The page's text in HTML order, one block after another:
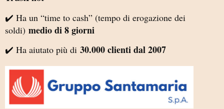
✔️ Ha un “time to cash” (tempo di erogazione dei
soldi) medio di 8 giorni
✔️ Ha aiutato più di 30.000 clienti dal 2007